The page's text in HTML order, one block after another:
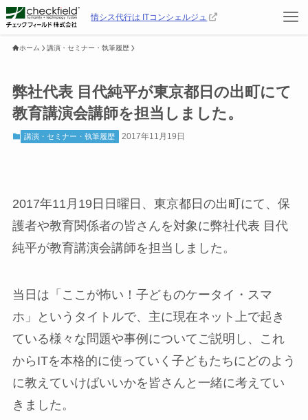
情シス代行は ITコンシェルジュ
ホーム 講演・セミナー・執筆履歴
弊社代表 目代純平が東京都日の出町にて
教育講演会講師を担当しました。
講演・セミナー・執筆履歴 2017年11月19日
2017年11月19日日曜日、東京都日の出町にて、保
護者や教育関係者の皆さんを対象に弊社代表 目代
純平が教育講演会講師を担当しました。
当日は「ここが怖い！子どものケータイ・スマ
ホ」というタイトルで、主に現在ネット上で起き
ている様々な問題や事例についてご説明し、これ
からITを本格的に使っていく子どもたちにどのよう
に教えていけばいいかを皆さんと一緒に考えてい
きました。